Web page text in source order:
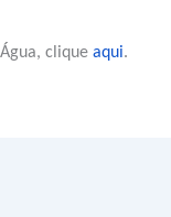
clique aqui.